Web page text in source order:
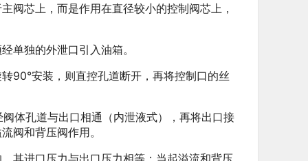
芯上，而是作用在直径较小的控制阀芯上，
独的外泄口引入油箱。
安装，则直控孔道断开，再将控制口的丝
孔道与出口相通（内泄液式），再将出口接
阀和背压阀作用。
进口压力与出口压力相等；当起溢流和背压